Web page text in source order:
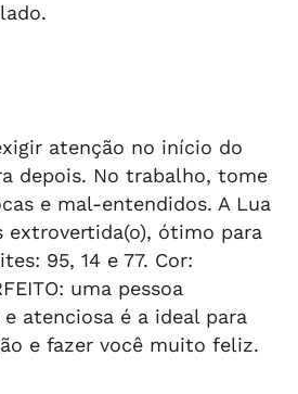
atenção no início do
depois. No trabalho, tome
e mal-entendidos. A Lua
extrovertida(o), ótimo para
95, 14 e 77. Cor:
uma pessoa
atenciosa é a ideal para
e fazer você muito feliz.